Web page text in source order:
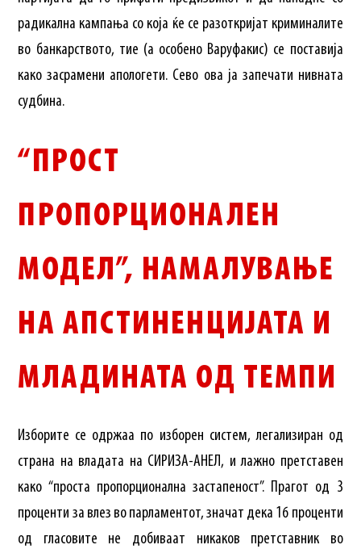
радикална кампања со која ќе се разоткријат криминалите
во банкарството, тие (а особено Варуфакис) се поставија
како засрамени апологети. Сево ова ја запечати нивната
судбина.
“ПРОСТ
ПРОПОРЦИОНАЛЕН
МОДЕЛ”, НАМАЛУВАЊЕ
НА АПСТИНЕНЦИЈАТА И
МЛАДИНАТА ОД ТЕМПИ
Изборите се одржаа по изборен систем, легализиран од
страна на владата на СИРИЗА-АНЕЛ, и лажно претставен
како “проста пропорционална застапеност”. Прагот од 3
проценти за влез во парламентот, значат дека 16 проценти
од гласовите не добиваат никаков претставник во